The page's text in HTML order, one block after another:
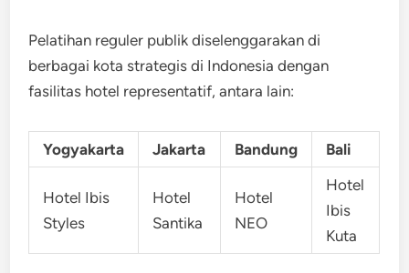
Pelatihan reguler publik diselenggarakan di
berbagai kota strategis di Indonesia dengan
fasilitas hotel representatif, antara lain:
Yogyakarta Jakarta Bandung Bali
Hotel Ibis
Styles
Hotel
Santika
Hotel
NEO
Hotel
Ibis
Kuta